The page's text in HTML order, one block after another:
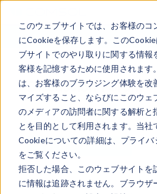
このウェブサイトでは、お客様のコ
にCookieを保存します。この
ブサイトでのやり取りに関する情報
客様を記憶するために使用されます
は、お客様のブラウジング体験を改
マイズすること、ならびにこのウェ
のメディアの訪問者に関する解析と
とを目的として利用されます。当社
Cookieについての詳細は、プライバ
をご覧ください。
拒否した場合、このウェブサイトを
に情報は追跡されません。ブラウザ
ログイン
Discussion Forum
NEW DISCUSSION